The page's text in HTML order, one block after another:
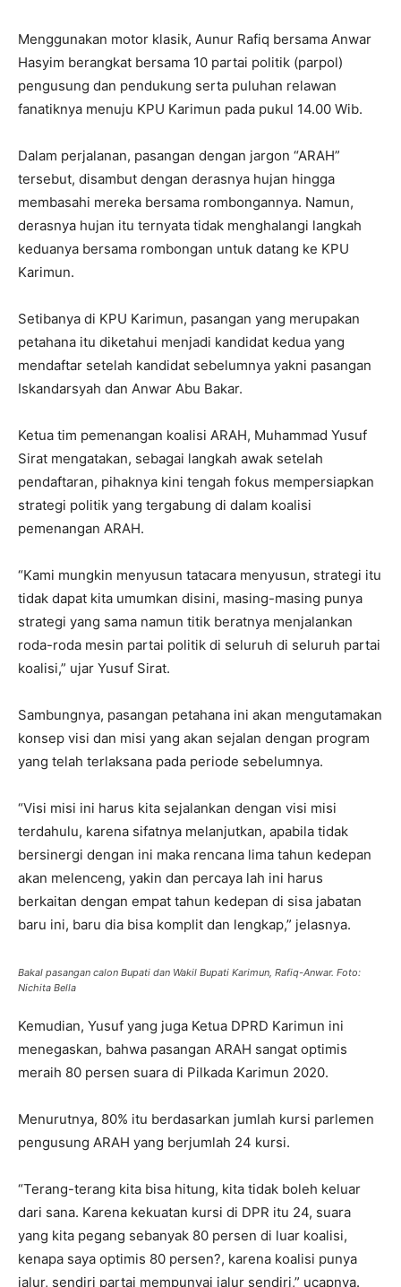
Menggunakan motor klasik, Aunur Rafiq bersama Anwar
Hasyim berangkat bersama 10 partai politik (parpol)
pengusung dan pendukung serta puluhan relawan
fanatiknya menuju KPU Karimun pada pukul 14.00 Wib.
Dalam perjalanan, pasangan dengan jargon “ARAH”
tersebut, disambut dengan derasnya hujan hingga
membasahi mereka bersama rombongannya. Namun,
derasnya hujan itu ternyata tidak menghalangi langkah
keduanya bersama rombongan untuk datang ke KPU
Karimun.
Setibanya di KPU Karimun, pasangan yang merupakan
petahana itu diketahui menjadi kandidat kedua yang
mendaftar setelah kandidat sebelumnya yakni pasangan
Iskandarsyah dan Anwar Abu Bakar.
Ketua tim pemenangan koalisi ARAH, Muhammad Yusuf
Sirat mengatakan, sebagai langkah awak setelah
pendaftaran, pihaknya kini tengah fokus mempersiapkan
strategi politik yang tergabung di dalam koalisi
pemenangan ARAH.
“Kami mungkin menyusun tatacara menyusun, strategi itu
tidak dapat kita umumkan disini, masing-masing punya
strategi yang sama namun titik beratnya menjalankan
roda-roda mesin partai politik di seluruh di seluruh partai
koalisi,” ujar Yusuf Sirat.
Sambungnya, pasangan petahana ini akan mengutamakan
konsep visi dan misi yang akan sejalan dengan program
yang telah terlaksana pada periode sebelumnya.
“Visi misi ini harus kita sejalankan dengan visi misi
terdahulu, karena sifatnya melanjutkan, apabila tidak
bersinergi dengan ini maka rencana lima tahun kedepan
akan melenceng, yakin dan percaya lah ini harus
berkaitan dengan empat tahun kedepan di sisa jabatan
baru ini, baru dia bisa komplit dan lengkap,” jelasnya.
Bakal pasangan calon Bupati dan Wakil Bupati Karimun, Rafiq-Anwar. Foto:
Nichita Bella
Kemudian, Yusuf yang juga Ketua DPRD Karimun ini
menegaskan, bahwa pasangan ARAH sangat optimis
meraih 80 persen suara di Pilkada Karimun 2020.
Menurutnya, 80% itu berdasarkan jumlah kursi parlemen
pengusung ARAH yang berjumlah 24 kursi.
“Terang-terang kita bisa hitung, kita tidak boleh keluar
dari sana. Karena kekuatan kursi di DPR itu 24, suara
yang kita pegang sebanyak 80 persen di luar koalisi,
kenapa saya optimis 80 persen?, karena koalisi punya
jalur, sendiri partai mempunyai jalur sendiri,” ucapnya.